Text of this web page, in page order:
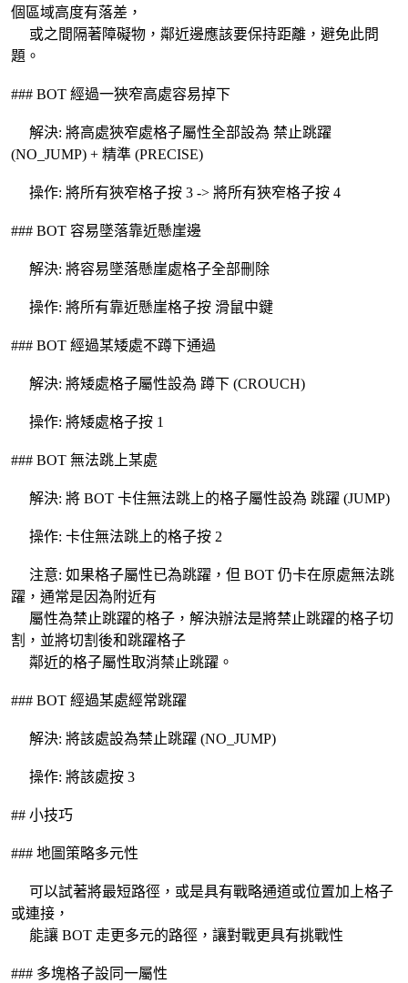
個區域高度有落差，
或之間隔著障礙物，鄰近邊應該要保持距離，避免此問
題。
### BOT 經過一狹窄高處容易掉下
解決: 將高處狹窄處格子屬性全部設為 禁止跳躍
(NO_JUMP) + 精準 (PRECISE)
操作: 將所有狹窄格子按 3 -> 將所有狹窄格子按 4
### BOT 容易墜落靠近懸崖邊
解決: 將容易墜落懸崖處格子全部刪除
操作: 將所有靠近懸崖格子按 滑鼠中鍵
### BOT 經過某矮處不蹲下通過
解決: 將矮處格子屬性設為 蹲下 (CROUCH)
操作: 將矮處格子按 1
### BOT 無法跳上某處
解決: 將 BOT 卡住無法跳上的格子屬性設為 跳躍 (JUMP)
操作: 卡住無法跳上的格子按 2
注意: 如果格子屬性已為跳躍，但 BOT 仍卡在原處無法跳
躍，通常是因為附近有
屬性為禁止跳躍的格子，解決辦法是將禁止跳躍的格子切
割，並將切割後和跳躍格子
鄰近的格子屬性取消禁止跳躍。
### BOT 經過某處經常跳躍
解決: 將該處設為禁止跳躍 (NO_JUMP)
操作: 將該處按 3
## 小技巧
### 地圖策略多元性
可以試著將最短路徑，或是具有戰略通道或位置加上格子
或連接，
能讓 BOT 走更多元的路徑，讓對戰更具有挑戰性
### 多塊格子設同一屬性